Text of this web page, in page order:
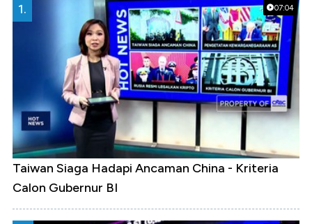
07:04
1.
Taiwan Siaga Hadapi Ancaman China - Kriteria
Calon Gubernur BI